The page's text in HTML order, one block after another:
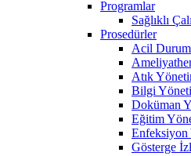
Programlar
Sağlıklı
Prosedürler
Acil
Atık
Bilgi
Doküman
Eğitim
Enfeksiyon
Gösterge